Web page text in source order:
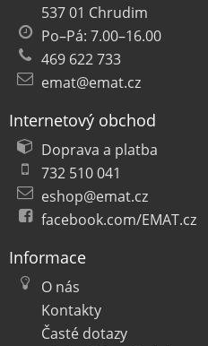
537 01 Chrudim
Po–Pá: 7.00–16.00
469 622 733
emat@emat.cz
Internetový obchod
Doprava a platba
732 510 041
eshop@emat.cz
facebook.com/EMAT.cz
Informace
O nás
Kontakty
Časté dotazy